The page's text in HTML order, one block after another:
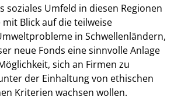
soziales Umfeld in diesen Regionen
Blick auf die teilweise
in Schwellenländern,
neue Fonds eine sinnvolle Anlage
sich an Firmen zu
der Einhaltung von ethischen
Kriterien wachsen wollen.